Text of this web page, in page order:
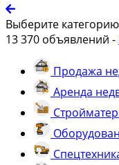
Выберите категорию
13 370 объявлений -
Продажа
Аренда